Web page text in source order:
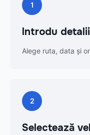
1
Introdu
Alege ruta, data și
2
Selectează